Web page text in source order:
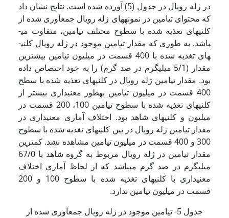
در ژله رویال در جدول (5) آورده شده است. نتایج نشان داد
که محتوای تیامین در نمونه­های ژله رویال جمع­آوری شده از
کلنی­های تغذیه شده با سطوح مختلف تیامین، متفاوت می­
باشد. به طوری که مقدار تیامین موجود در ژله رویال کلنی­
های تغذیه شده با 400 قسمت در میلیون تیامین بیشترین
مقدار (5/1 میلی­گرم در صد گرم) را به خود اختصاص داده
بود. مقدار تیامین ژله رویال در کلنی­های تغذیه شده با سطح
400 قسمت در میلیون تیامین به­طور معنی­داری بیشتر از
کلنی­های تغذیه شده با سطوح تیامین 100، 200 قسمت در
میلیون و کلنی­های شاهد بود. اختلاف آماری معنی­داری در
مقدار تیامین ژله رویال در بین کلنی­های تغذیه شده با سطوح
300 و 400 قسمت در میلیون تیامین مشاهده نشد. کمترین
مقدار تیامین در ژله رویال مربوط به گروه شاهد با 67/0
میلی­گرم در صد گرم می­باشد که از لحاظ آماری اختلاف
معنی­داری با کلنی­های تغذیه شده با سطوح 100 و 200
قسمت در میلیون تیامین ندارد.
جدول 5- تیامین موجود در ژله رویال جمع­آوری شده از